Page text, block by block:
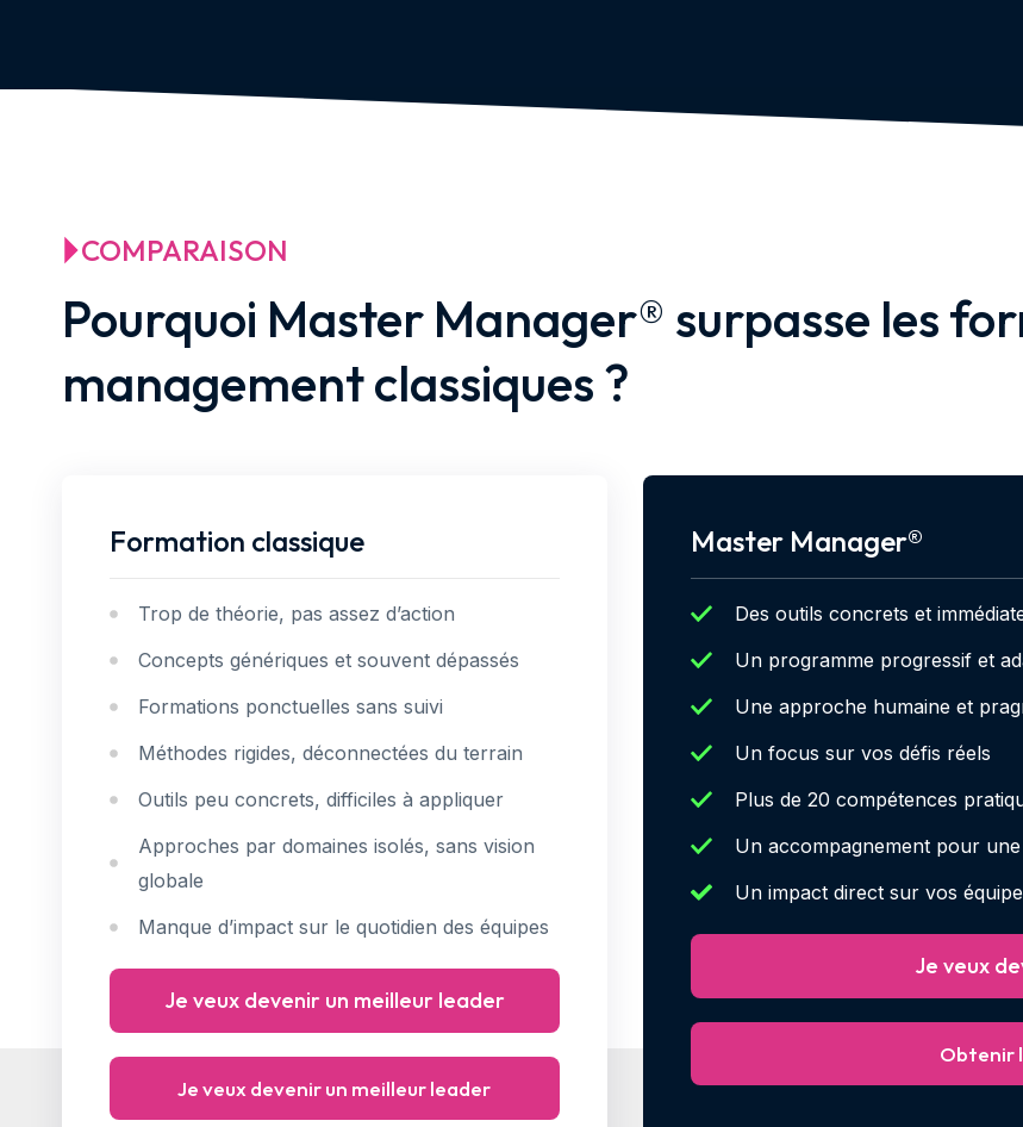
COMPARAISON
Pourquoi Master Manager® surpasse les
management classiques ?
Formation classique
Trop de théorie, pas assez d’action
Concepts génériques et souvent dépassés
Formations ponctuelles sans suivi
Méthodes rigides, déconnectées du terrain
Outils peu concrets, difficiles à appliquer
Approches par domaines isolés, sans vision
globale
Manque d’impact sur le quotidien des équipes
Je veux devenir un meilleur leader
Je veux devenir un meilleur leader
Master Manager®
Des outils concrets et
Un programme progressif et
Une approche humaine et
Un focus sur vos défis réels
Plus de 20 compétences
Un accompagnement pour
Un impact direct sur vos
Je veux
Obtenir